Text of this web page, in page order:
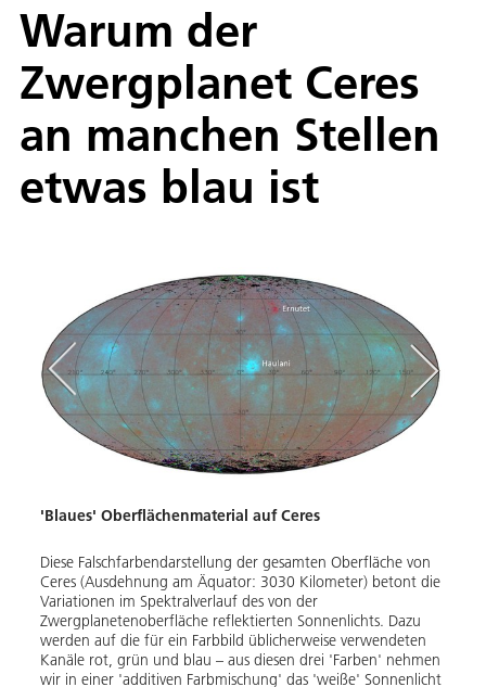
Warum der
Zwergplanet Ceres
an manchen Stellen
etwas blau ist
'Blaues' Oberflächenmaterial auf Ceres
Diese Falschfarbendarstellung der gesamten Oberfläche von
Ceres (Ausdehnung am Äquator: 3030 Kilometer) betont die
Variationen im Spektralverlauf des von der
Zwergplanetenoberfläche reflektierten Sonnenlichts. Dazu
werden auf die für ein Farbbild üblicherweise verwendeten
Kanäle rot, grün und blau – aus diesen drei 'Farben' nehmen
wir in einer 'additiven Farbmischung' das 'weiße' Sonnenlicht